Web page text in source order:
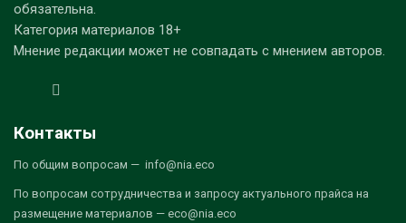
обязательна.
Категория материалов 18+
Мнение редакции может не совпадать с мнением авторов.
Контакты
По общим вопросам — info@nia.eco
По вопросам сотрудничества и запросу актуального прайса на
размещение материалов — eco@nia.eco